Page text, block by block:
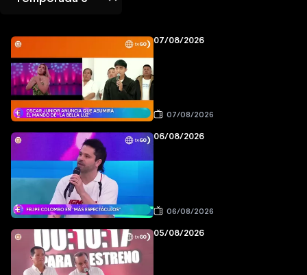
07/08/2026
07/08/2026
06/08/2026
06/08/2026
05/08/2026